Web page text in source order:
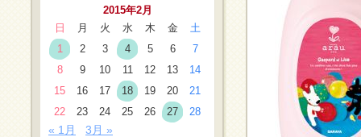
2015年2月
日
月 火 水 木 金
土
1
2 3 4 5 6
7
8
9 10 11 12 13
14
15
16 17 18 19 20
21
22
23 24 25 26 27 28
« 1月 3月 »